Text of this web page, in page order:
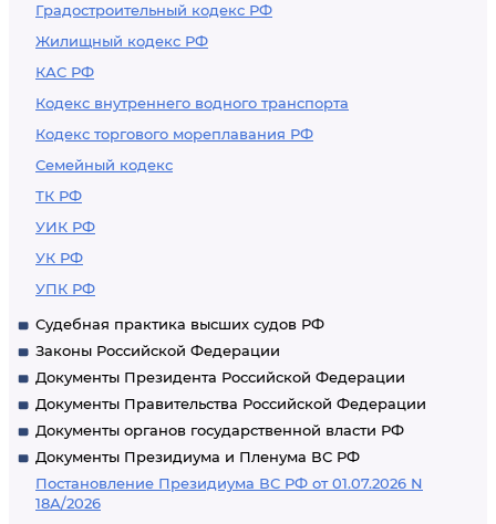
Градостроительный кодекс РФ
Жилищный кодекс РФ
КАС РФ
Кодекс внутреннего водного транспорта
Кодекс торгового мореплавания РФ
Семейный кодекс
ТК РФ
УИК РФ
УК РФ
УПК РФ
Судебная практика высших судов РФ
Законы Российской Федерации
Документы Президента Российской Федерации
Документы Правительства Российской Федерации
Документы органов государственной власти РФ
Документы Президиума и Пленума ВС РФ
Постановление Президиума ВС РФ от 01.07.2026 N
18А/2026